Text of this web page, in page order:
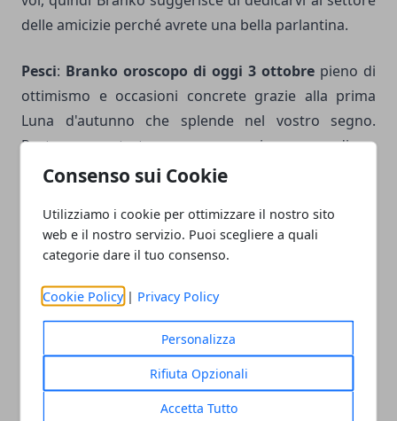
Consenso sui Cookie
Utilizziamo i cookie per ottimizzare il nostro sito
web e il nostro servizio. Puoi scegliere a quali
categorie dare il tuo consenso.
Cookie Policy | Privacy Policy
Personalizza
Rifiuta Opzionali
Accetta Tutto
delle amicizie perché avrete una bella parlantina.
Pesci: Branko oroscopo di oggi 3 ottobre pieno di
ottimismo e occasioni concrete grazie alla prima
Luna d'autunno che splende nel vostro segno.
Purtroppo potrete essere nervosi a causa di un
equilibrio ormonale disturbato da Venere e Marte in
Facebook
TwitterWhatsapp